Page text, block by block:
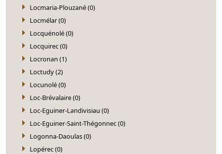
Locmaria-Plouzané (0)
Locmélar (0)
Locquénolé (0)
Locquirec (0)
Locronan (1)
Loctudy (2)
Locunolé (0)
Loc-Brévalaire (0)
Loc-Eguiner-Landivisiau (0)
Loc-Eguiner-Saint-Thégonnec (0)
Logonna-Daoulas (0)
Lopérec (0)